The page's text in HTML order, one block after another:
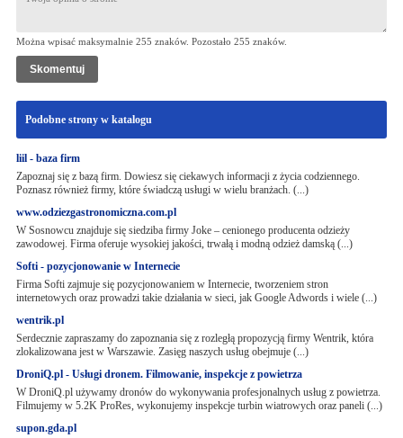
Można wpisać maksymalnie 255 znaków. Pozostało 255 znaków.
Podobne strony w katalogu
liil - baza firm
Zapoznaj się z bazą firm. Dowiesz się ciekawych informacji z życia codziennego.
Poznasz również firmy, które świadczą usługi w wielu branżach. (...)
www.odziezgastronomiczna.com.pl
W Sosnowcu znajduje się siedziba firmy Joke – cenionego producenta odzieży
zawodowej. Firma oferuje wysokiej jakości, trwałą i modną odzież damską (...)
Softi - pozycjonowanie w Internecie
Firma Softi zajmuje się pozycjonowaniem w Internecie, tworzeniem stron
internetowych oraz prowadzi takie działania w sieci, jak Google Adwords i wiele (...)
wentrik.pl
Serdecznie zapraszamy do zapoznania się z rozległą propozycją firmy Wentrik, która
zlokalizowana jest w Warszawie. Zasięg naszych usług obejmuje (...)
DroniQ.pl - Usługi dronem. Filmowanie, inspekcje z powietrza
W DroniQ.pl używamy dronów do wykonywania profesjonalnych usług z powietrza.
Filmujemy w 5.2K ProRes, wykonujemy inspekcje turbin wiatrowych oraz paneli (...)
supon.gda.pl